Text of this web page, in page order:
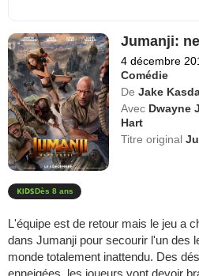
Jumanji:
4 décembre
Comédie
De Jake
Avec Dwayne
Hart
Titre original
Dès 8 ans
L'équipe est de retour mais le jeu a
dans Jumanji pour secourir l'un des
monde totalement inattendu. Des
enneigées, les joueurs vont devoir